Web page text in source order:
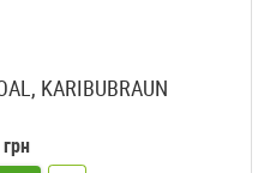
KARIBUBRAUN